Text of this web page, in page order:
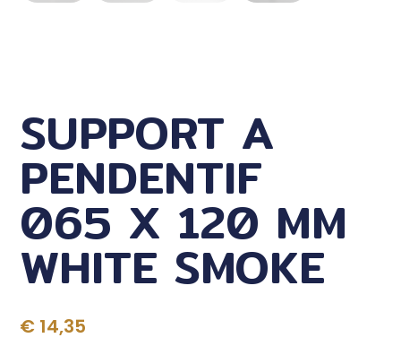
SUPPORT A
PENDENTIF
065 X 120 MM
WHITE SMOKE
€ 14,35